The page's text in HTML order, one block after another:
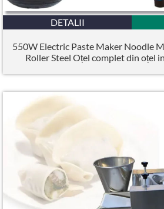
DETALII
550W Electric Paste Maker Noodle
Roller Steel Oțel complet din oțel